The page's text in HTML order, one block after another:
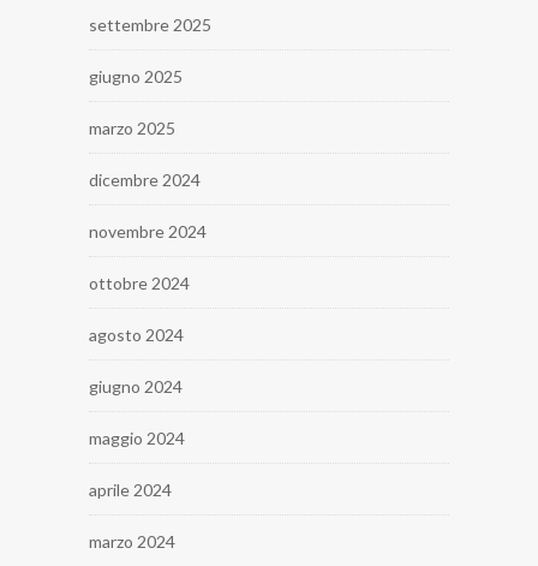
settembre 2025
giugno 2025
marzo 2025
dicembre 2024
novembre 2024
ottobre 2024
agosto 2024
giugno 2024
maggio 2024
aprile 2024
marzo 2024